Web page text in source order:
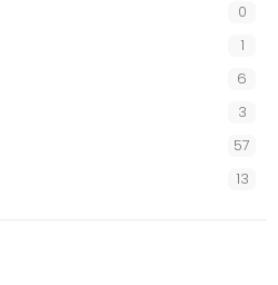
0
1
6
3
57
13